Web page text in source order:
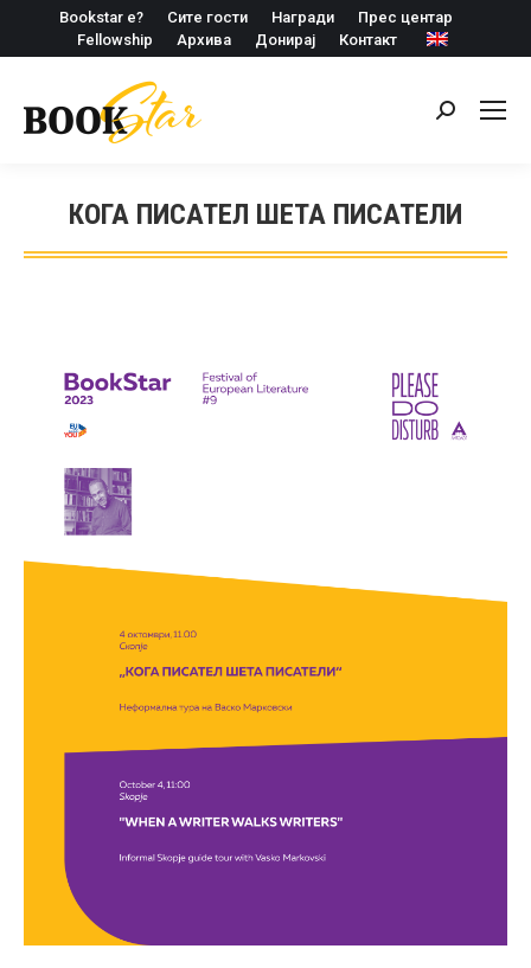
Bookstar е? Сите гости Награди
Прес центар
Fellowship
Архива Донирај Контакт
Search:
КОГА ПИСАТЕЛ ШЕТА ПИСАТЕЛИ